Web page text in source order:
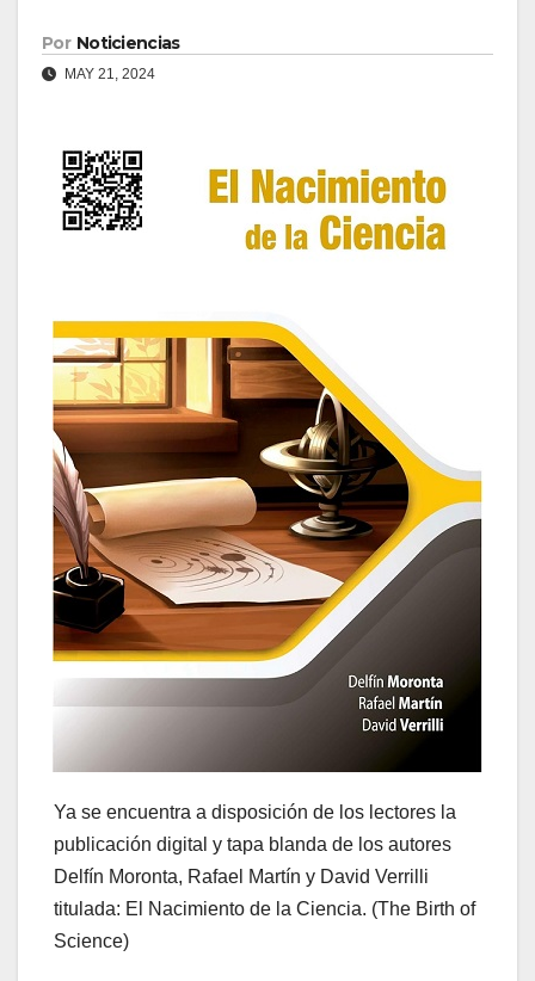
Por Noticiencias
MAY 21, 2024
Ya se encuentra a disposición de los lectores la
publicación digital y tapa blanda de los autores
Delfín Moronta, Rafael Martín y David Verrilli
titulada: El Nacimiento de la Ciencia. (The Birth of
Science)